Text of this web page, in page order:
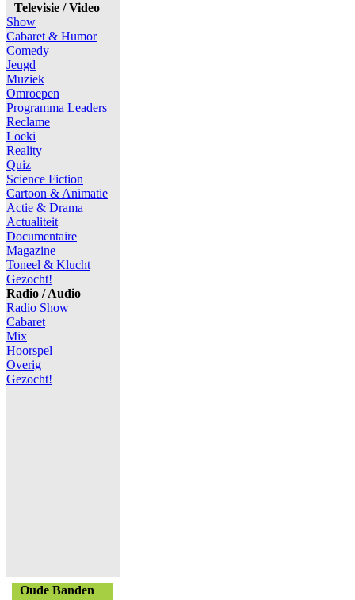
Televisie / Video
Show
Cabaret & Humor
Comedy
Jeugd
Muziek
Omroepen
Programma Leaders
Reclame
Loeki
Reality
Quiz
Science Fiction
Cartoon & Animatie
Actie & Drama
Actualiteit
Documentaire
Magazine
Toneel & Klucht
Gezocht!
Radio / Audio
Radio Show
Cabaret
Mix
Hoorspel
Overig
Gezocht!
Oude Banden